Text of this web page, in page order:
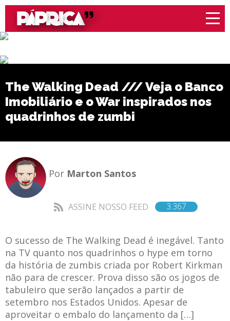
The Walking Dead /// Veja o Banco
Imobiliário e o War inspirados nos
quadrinhos de zumbi
Por Marton Santos
ASSINE NOSSO FEED 3.367
O sucesso de The Walking Dead é inegável. Tanto
na TV quanto nos quadrinhos o hype em torno
da história de zumbis criada por Robert Kirkman
não para de crescer. Prova disso são os jogos de
tabuleiro que serão lançados a partir de
setembro nos Estados Unidos. Apesar de
aproveitar o embalo do lançamento da […]